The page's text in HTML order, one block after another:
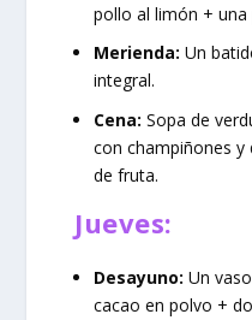
pollo al limón + una
Merienda: Un
integral.
Cena: Sopa de
con champiñones y
de fruta.
Jueves:
Desayuno: Un
cacao en polvo +